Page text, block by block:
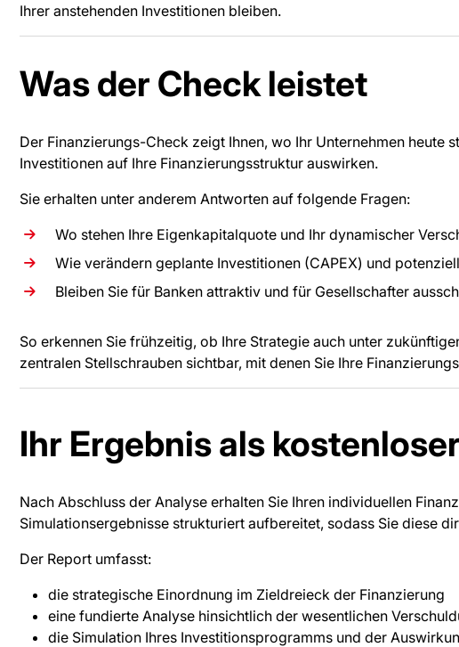
Ihrer anstehenden Investitionen bleiben.
Was der Check leistet
Der Finanzierungs-Check zeigt Ihnen, wo Ihr Unternehmen heute
Investitionen auf Ihre Finanzierungsstruktur auswirken.
Sie erhalten unter anderem Antworten auf folgende Fragen:
Wo stehen Ihre Eigenkapitalquote und Ihr dynamischer
Wie verändern geplante Investitionen (CAPEX) und
Bleiben Sie für Banken attraktiv und für Gesellschafter
So erkennen Sie frühzeitig, ob Ihre Strategie auch unter
zentralen Stellschrauben sichtbar, mit denen Sie Ihre
Ihr Ergebnis als
Nach Abschluss der Analyse erhalten Sie Ihren individuellen
Simulationsergebnisse strukturiert aufbereitet, sodass Sie diese
Der Report umfasst:
die strategische Einordnung im Zieldreieck der Finanzierung
eine fundierte Analyse hinsichtlich der wesentlichen
die Simulation Ihres Investitionsprogramms und der